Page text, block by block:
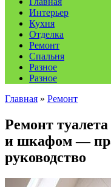
Интерьер
Кухня
Отделка
Ремонт
Спальня
Разное
Разное
Главная » Ремонт
Ремонт
и шкафом —
руководство